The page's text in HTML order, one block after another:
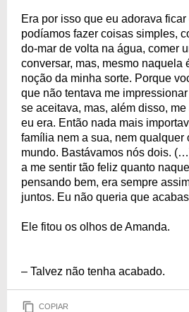
Era por isso que eu adorava
podíamos fazer coisas simples,
do-mar de volta na água, comer
conversar, mas, mesmo naquela
noção da minha sorte. Porque
que não tentava me
se aceitava, mas, além disso,
eu era. Então nada mais
família nem a sua, nem qualquer
mundo. Bastávamos nós dois.
a me sentir tão feliz quanto
pensando bem, era sempre
juntos. Eu não queria que
Ele fitou os olhos de Amanda.
– Talvez não tenha acabado.
COPIAR